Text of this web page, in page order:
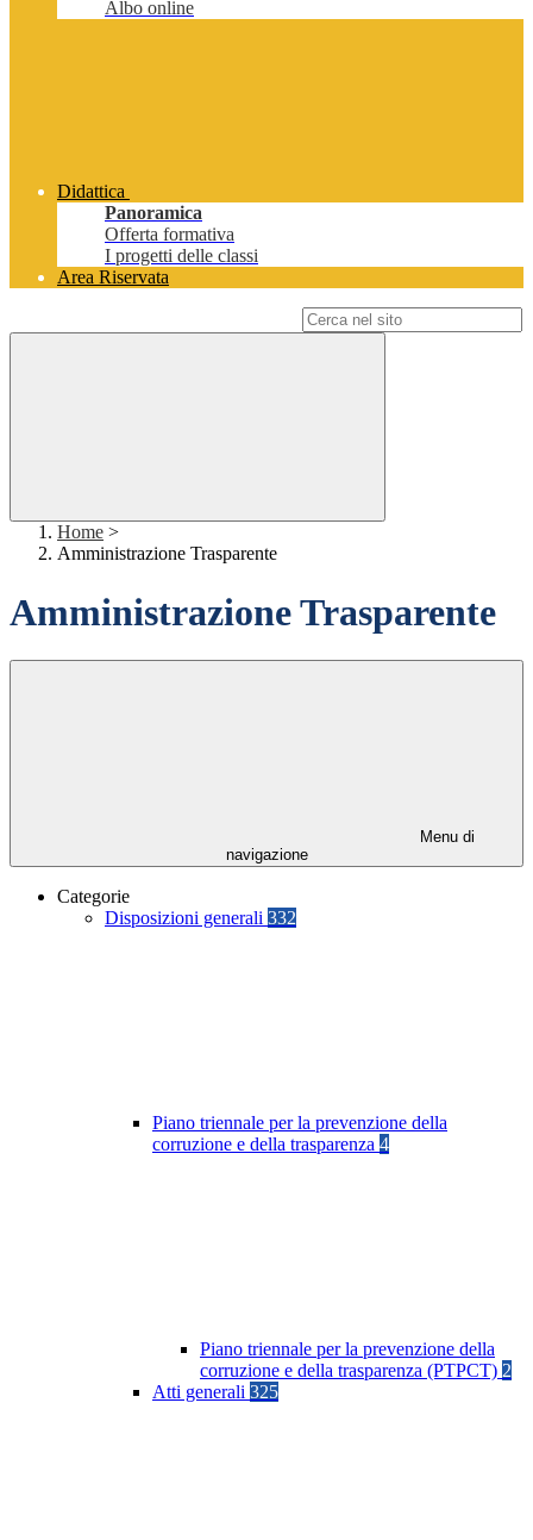
Albo online
Didattica
Panoramica
Offerta formativa
I progetti delle classi
Area Riservata
Home >
Amministrazione Trasparente
Amministrazione Trasparente
Menu di
navigazione
Categorie
Disposizioni generali 332
Piano triennale per la prevenzione della
corruzione e della trasparenza 4
Piano triennale per la prevenzione della
corruzione e della trasparenza (PTPCT) 2
Atti generali 325